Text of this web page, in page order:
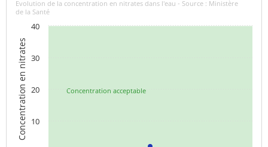
Concentration acceptable
Concentration en nitrates
Evolution de la concentration en nitrates dans l'eau - Source : Ministère
de la Santé
10
20
30
40